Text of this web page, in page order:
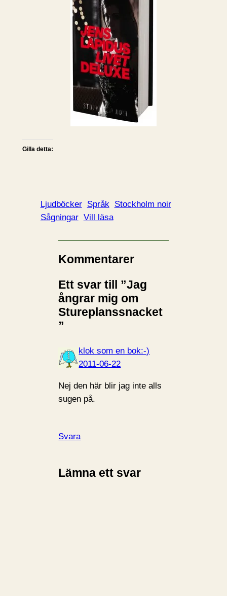
Gilla detta:
Ljudböcker Språk Stockholm noir
Sågningar Vill läsa
Kommentarer
Ett svar till ”Jag
ångrar mig om
Stureplanssnacket
”
klok som en bok:-)
2011-06-22
Nej den här blir jag inte alls
sugen på.
Svara
Lämna ett svar